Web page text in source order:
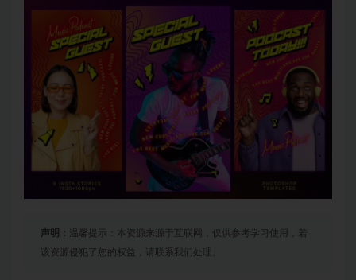
声明： 温馨提示：本资源来源于互联网，仅供参考学习使用，若
该资源侵犯了您的权益，请联系我们处理。